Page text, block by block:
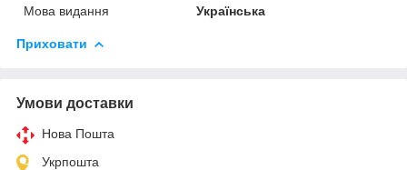
Мова видання
Українська
Приховати
Умови доставки
Нова Пошта
Укрпошта